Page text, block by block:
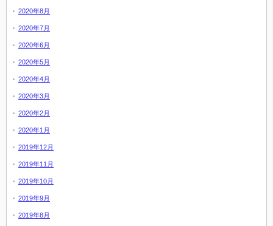
2020年8月
2020年7月
2020年6月
2020年5月
2020年4月
2020年3月
2020年2月
2020年1月
2019年12月
2019年11月
2019年10月
2019年9月
2019年8月